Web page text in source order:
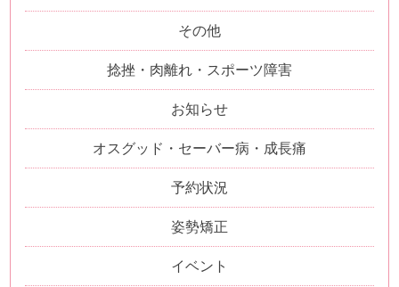
その他
捻挫・肉離れ・スポーツ障害
お知らせ
オスグッド・セーバー病・成長痛
予約状況
姿勢矯正
イベント